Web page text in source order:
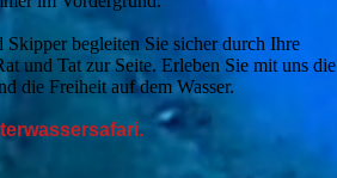
Skipper begleiten Sie sicher durch Ihre
und Tat zur Seite. Erleben Sie mit uns die
die Freiheit auf dem Wasser.